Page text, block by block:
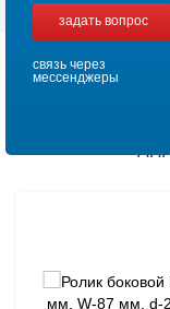
задать вопрос
связь через
мессенджеры